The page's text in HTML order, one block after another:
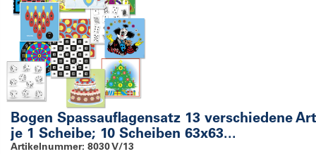
Bogen Spassauflagensatz 13 verschiedene
je 1 Scheibe; 10 Scheiben 63x63...
Artikelnummer: 8030 V/13